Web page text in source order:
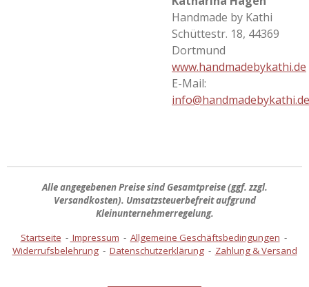
Handmade by Kathi
Schüttestr. 18, 44369
Dortmund
www.handmadebykathi.de
E-Mail:
info@handmadebykathi.de
Alle angegebenen Preise sindGesamtpreise(ggf. zzgl.
Versandkosten). Umsatzsteuerbefreit aufgrund
Kleinunternehmerregelung.
Startseite - Impressum - Allgemeine Geschäftsbedingungen -
Widerrufsbelehrung- Datenschutzerklärung- Zahlung & Versand